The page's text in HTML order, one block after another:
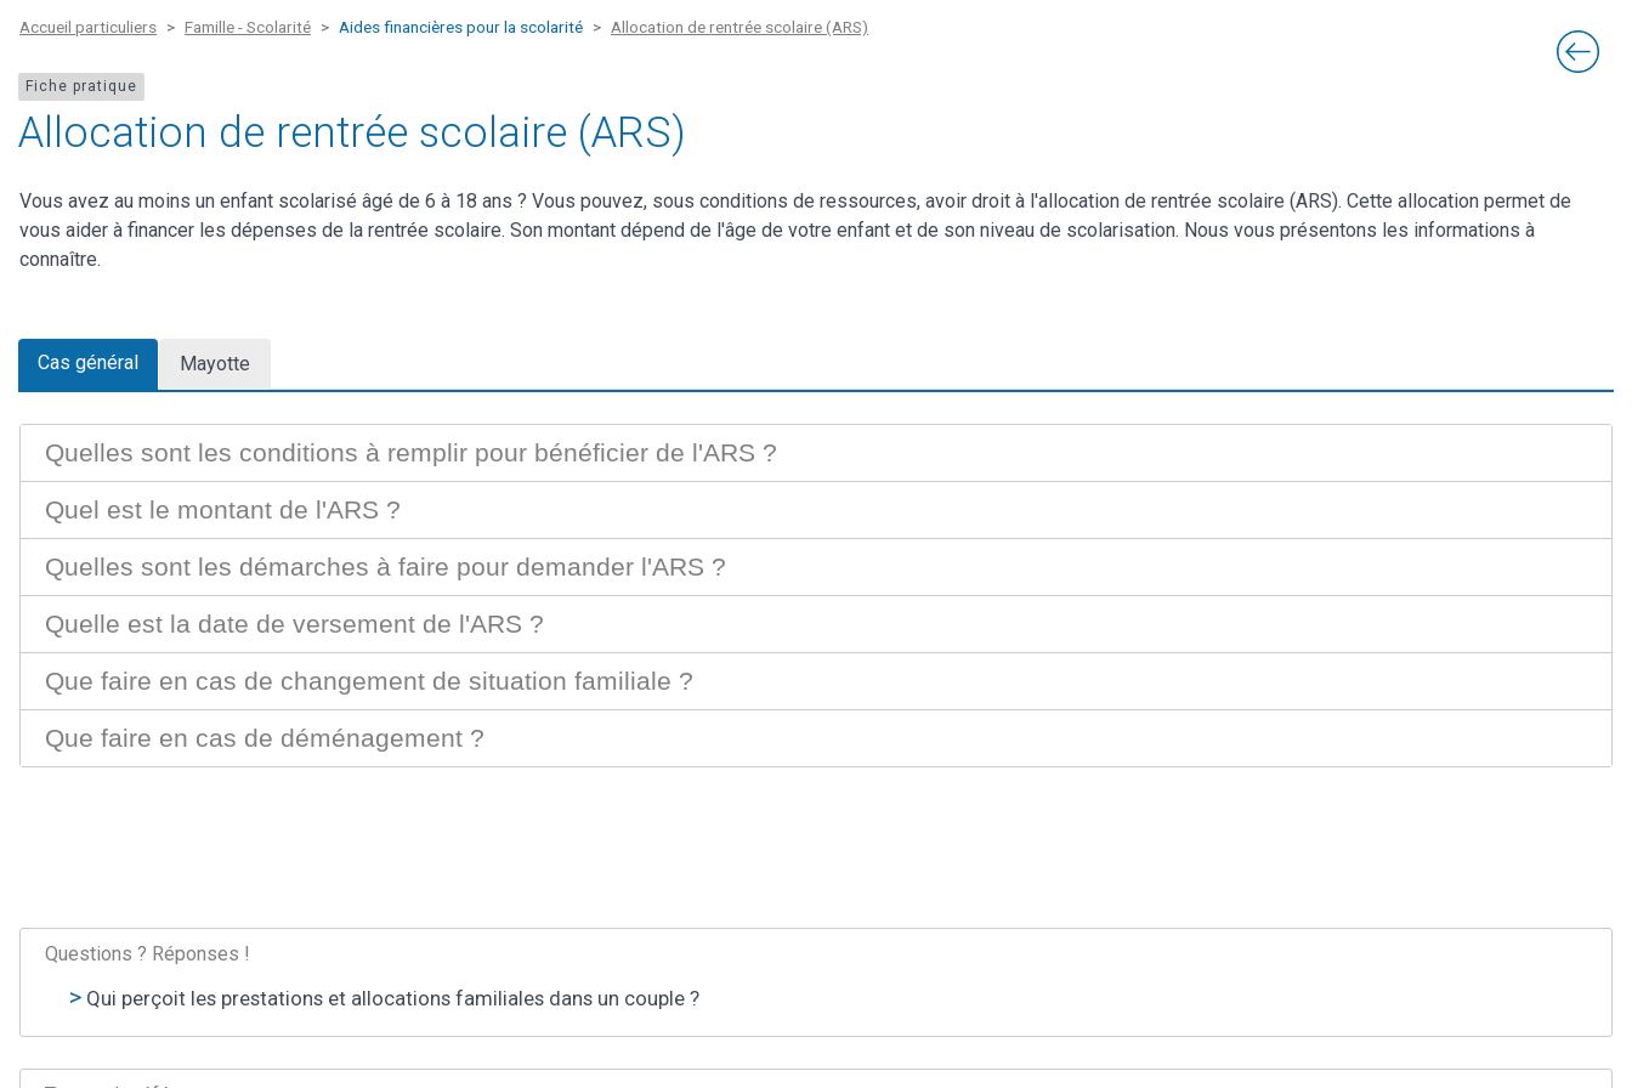
Accueil particuliers Famille - Scolarité Aides financières pour la scolarité Allocation de rentrée scolaire (ARS)
Fiche pratique
Allocation de rentrée scolaire (ARS)
Vous avez au moins un enfant scolarisé âgé de 6 à 18 ans ? Vous pouvez, sous conditions de ressources, avoir droit à l'allocation de rentrée scolaire (ARS). Cette allocation permet de
vous aider à financer les dépenses de la rentrée scolaire. Son montant dépend de l'âge de votre enfant et de son niveau de scolarisation. Nous vous présentons les informations à
connaître.
Cas général Mayotte
Quelles sont les conditions à remplir pour bénéficier de l'ARS ?
Quel est le montant de l'ARS ?
Quelles sont les démarches à faire pour demander l'ARS ?
Quelle est la date de versement de l'ARS ?
Que faire en cas de changement de situation familiale ?
Que faire en cas de déménagement ?
Questions ? Réponses !
Qui perçoit les prestations et allocations familiales dans un couple ?